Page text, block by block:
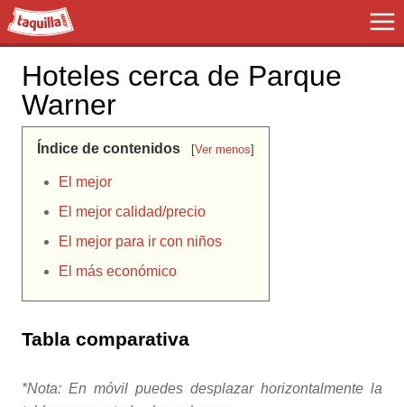
Taquilla.com
Hoteles cerca de Parque
Warner
Índice de contenidos [Ver menos]
El mejor
El mejor calidad/precio
El mejor para ir con niños
El más económico
Tabla comparativa
*Nota: En móvil puedes desplazar horizontalmente la